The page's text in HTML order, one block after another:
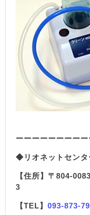
ーーーーーーーー
◆リオネットセンタ
【住所】〒804-
3
【TEL】 093-873-